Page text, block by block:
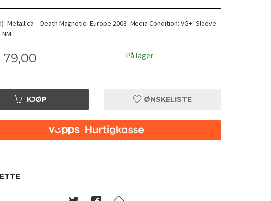
-Metallica – Death Magnetic -Europe 2008 -Media Condition: VG+ -Sleeve
79,00 På lager
KJØP ØNSKELISTE